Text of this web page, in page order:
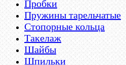
Пробки
Пружины тарельчатые
Стопорные кольца
Такелаж
Шайбы
Шпильки